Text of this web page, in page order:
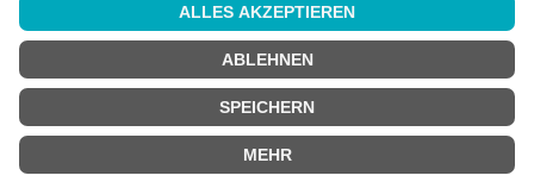
Altersprüfung
Achtung:um diesen Onlineshop zu nutzen, müssen Siemindestens
18 Jahre alt
Sind Sie 18 Jahre alt oder älter?